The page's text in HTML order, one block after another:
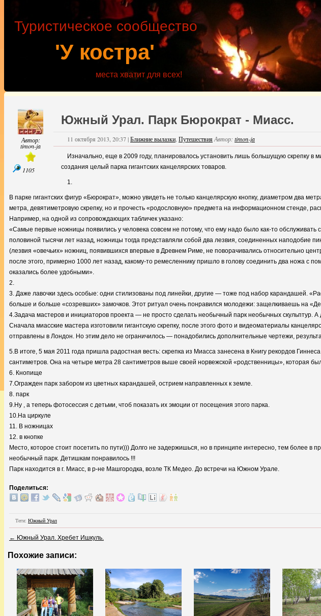
'У костра'
Туристическое сообщество
места хватит для всех!
Автор:
timon-ja
1105
Южный Урал. Парк Бюрократ - Миасс.
11 октября 2013, 20:37|Ближние вылазки ПутешествияАвтор: timon-ja
Изначально, еще в 2009 году, планировалось установить лишь большущую скрепку в
создания целый парка гигантских канцелярских товаров.
1.
В парке гигантских фигур «Бюрократ», можно увидеть не только канцелярскую кнопку, диаметром два
метра, девятиметровую скрепку, но и прочесть «родословную» предмета на информационном стенде,
Например, на одной из сопровождающих табличек указано:
«Самые первые ножницы появились у человека совсем не потому, что ему надо было как-то обслуживать
половиной тысячи лет назад, ножницы тогда представляли собой два лезвия, соединенных наподобие
(лезвия «овечьих» ножниц, появившихся впервые в Древнем Риме, не поворачивались относительно
после этого, примерно 1000 лет назад, какому-то ремесленнику пришло в голову соединить два ножа с
оказались более удобными».
2.
3. Даже лавочки здесь особые: одни стилизованы под линейки, другие — тоже под набор карандашей.
больше и больше «созревших» замочков. Этот ритуал очень понравился молодежи: защелкиваешь на
4.Задача мастеров и инициаторов проекта — не просто сделать необычный парк необычных скульптур.
Сначала миасские мастера изготовили гигантскую скрепку, после этого фото и видеоматериалы
отправлены в Лондон. Но этим дело не ограничилось — понадобились дополнительные чертежи,
5.В итоге, 5 мая 2011 года пришла радостная весть: скрепка из Миасса занесена в Книгу рекордов
сантиметров. Она на четыре метра 28 сантиметров выше своей норвежской «родственницы», которая
6. Кнопище
7.Огражден парк забором из цветных карандашей, острием направленных к земле.
8. парк
9.Ну , а теперь фотосессия с детьми, чтоб показать их эмоции от посещения этого парка.
10.На циркуле
11. В ножницах
12. в кнопке
Место, которое стоит посетить по пути))) Долго не задержишься, но в принципе интересно, тем более в
необычный парк. Детишкам понравилось !!!
Парк находится в г. Миасс, в р-не Машгородка, возле ТК Медео. До встречи на Южном Урале.
Поделиться:
Теги: Южный Урал
← Южный Урал. Хребет Ишкуль.
Похожие записи: